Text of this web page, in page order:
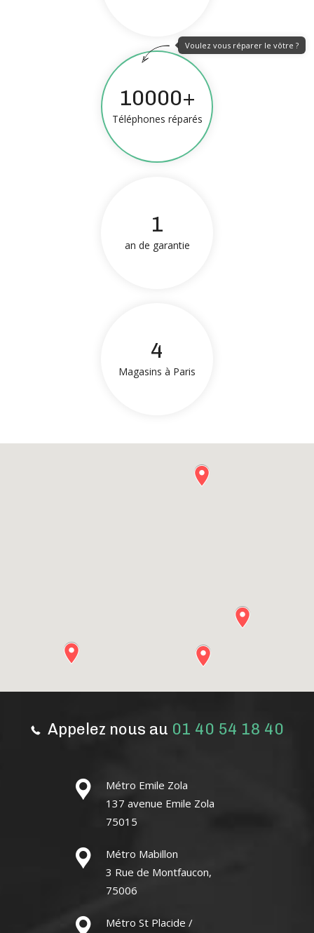
10000+
Téléphones réparés
Voulez vous réparer le vôtre ?
1
an de garantie
4
Magasins à Paris
Appelez nous au 01 40 54 18 40
Métro Emile Zola
137 avenue Emile Zola
75015
Métro Mabillon
3 Rue de Montfaucon,
75006
Métro St Placide /